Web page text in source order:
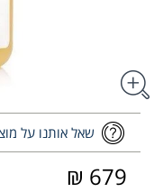
שאל אותנו על
679 ₪